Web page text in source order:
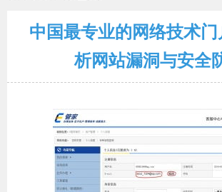
中国最专业的网络技术
析网站漏洞与安全